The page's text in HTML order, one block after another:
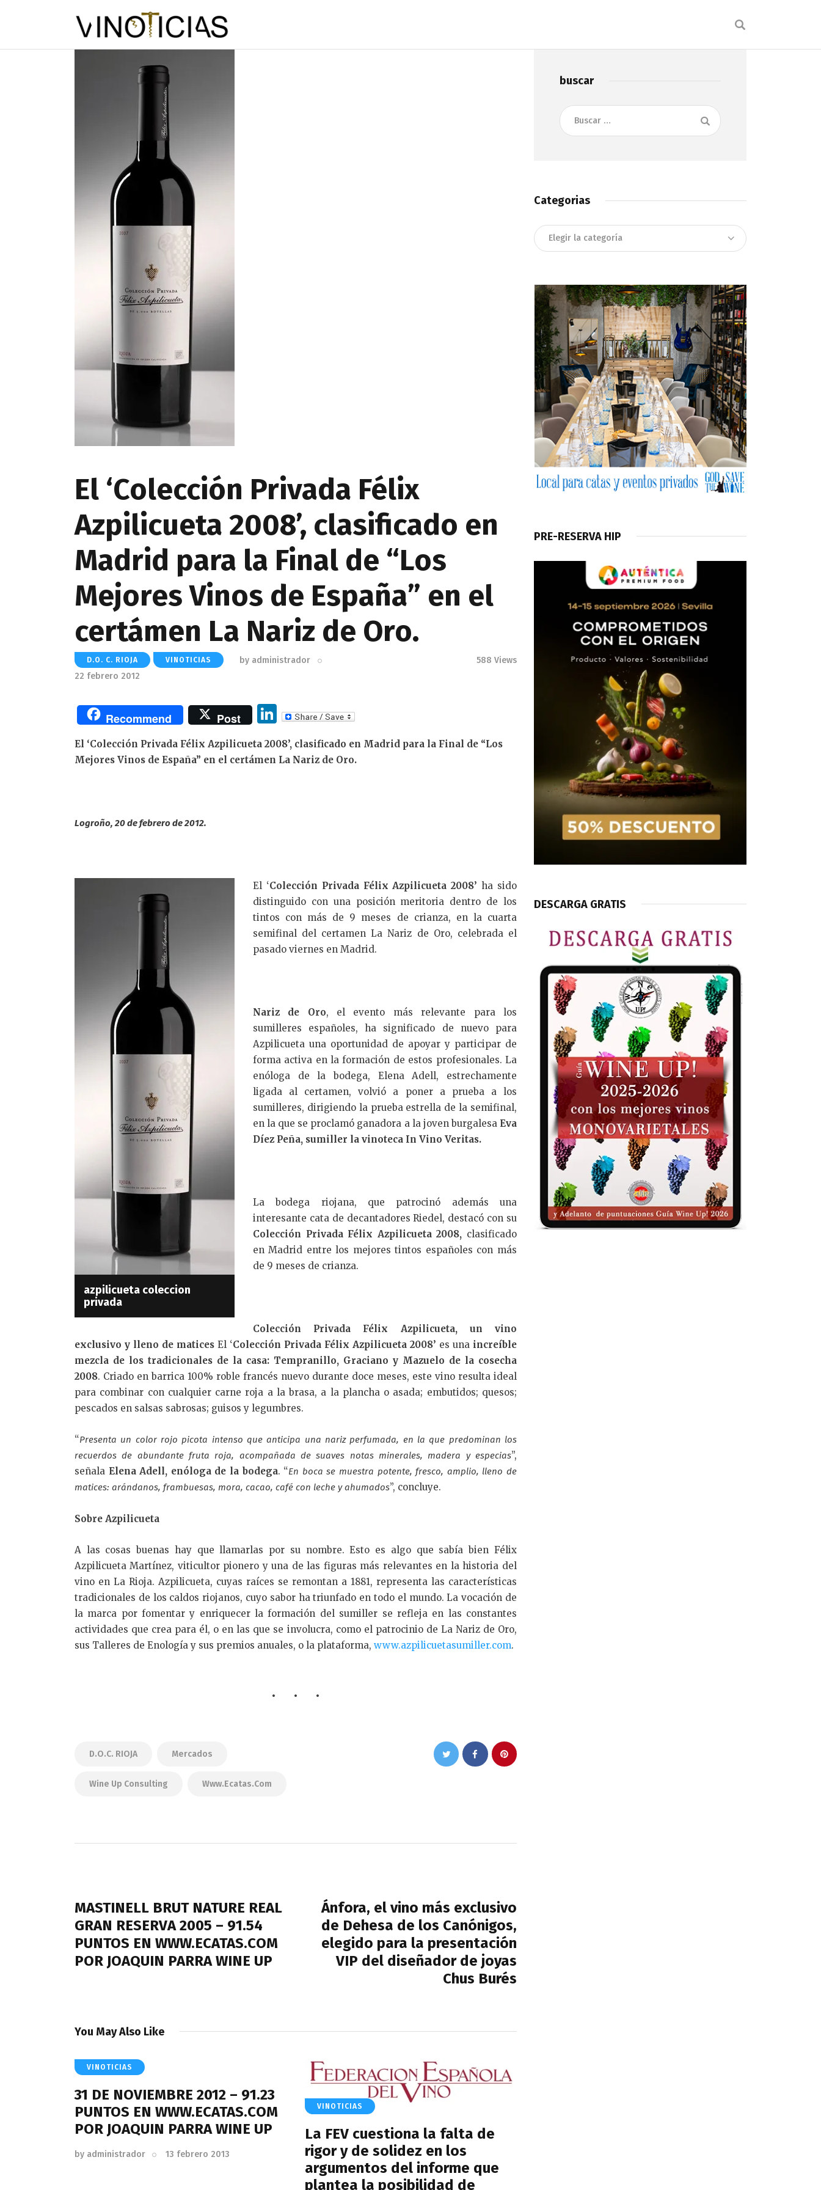
El ‘Colección Privada Félix
Azpilicueta 2008’, clasificado en
Madrid para la Final de “Los
Mejores Vinos de España” en el
certámen La Nariz de Oro.
D.O. C. RIOJA VINOTICIAS by administrador
22 febrero 2012
588 Views
Recommend Post
Li
n
k
El ‘Colección Privada Félix Azpilicueta 2008’, clasificado en Madrid para la Final de “Los
Mejores Vinos de España” en el certámen La Nariz de Oro.
Logroño, 20 de febrero de 2012.
azpilicueta coleccion
privada
El ‘Colección Privada Félix Azpilicueta 2008’ha sido
distinguido con una posición meritoria dentro de los
tintos con más de 9 meses de crianza, en la cuarta
semifinal del certamen La Nariz de Oro, celebrada el
pasado viernes en Madrid.
Nariz de Oro, el evento más relevante para los
sumilleres españoles, ha significado de nuevo para
Azpilicueta una oportunidad de apoyar y participar de
forma activa en la formación de estos profesionales. La
enóloga de la bodega, Elena Adell, estrechamente
ligada al certamen, volvió a poner a prueba a los
sumilleres, dirigiendo la prueba estrella de la semifinal,
en la que se proclamó ganadora a la joven burgalesa Eva
Díez Peña, sumiller la vinoteca In Vino Veritas.
La bodega riojana, que patrocinó además una
interesante cata de decantadores Riedel, destacó con su
Colección Privada Félix Azpilicueta 2008, clasificado
en Madrid entre los mejores tintos españoles con más
de 9 meses de crianza.
Colección Privada Félix Azpilicueta, un vino
exclusivo y lleno de matices El ‘Colección Privada Félix Azpilicueta 2008’ es una increíble
mezcla de los tradicionales de la casa: Tempranillo, Graciano y Mazuelo de la cosecha
2008. Criado en barrica 100% roble francés nuevo durante doce meses, este vino resulta ideal
para combinar con cualquier carne roja a la brasa, a la plancha o asada; embutidos; quesos;
pescados en salsas sabrosas; guisos y legumbres.
“Presenta un color rojo picota intenso que anticipa una nariz perfumada, en la que predominan los
recuerdos de abundante fruta roja, acompañada de suaves notas minerales, madera y especias”,
señala Elena Adell, enóloga de la bodega. “En boca se muestra potente, fresco, amplio, lleno de
matices: arándanos, frambuesas, mora, cacao, café con leche y ahumados”, concluye.
Sobre Azpilicueta
A las cosas buenas hay que llamarlas por su nombre. Esto es algo que sabía bien Félix
Azpilicueta Martínez, viticultor pionero y una de las figuras más relevantes en la historia del
vino en La Rioja. Azpilicueta, cuyas raíces se remontan a 1881, representa las características
tradicionales de los caldos riojanos, cuyo sabor ha triunfado en todo el mundo. La vocación de
la marca por fomentar y enriquecer la formación del sumiller se refleja en las constantes
actividades que crea para él, o en las que se involucra, como el patrocinio de La Nariz de Oro,
sus Talleres de Enología y sus premios anuales, o la plataforma, www.azpilicuetasumiller.com.
D.O.C. RIOJA Mercados
Wine Up Consulting Www.ecatas.com
entradas
MASTINELL BRUT NATURE REAL
GRAN RESERVA 2005 – 91.54
PUNTOS EN WWW.ECATAS.COM
POR JOAQUIN PARRA WINE UP
Ánfora, el vino más exclusivo
de Dehesa de los Canónigos,
elegido para la presentación
VIP del diseñador de joyas
Chus Burés
You May Also Like
VINOTICIAS
31 DE NOVIEMBRE 2012 – 91.23
PUNTOS EN WWW.ECATAS.COM
POR JOAQUIN PARRA WINE UP
by administrador 13 febrero 2013
VINOTICIAS
La FEV cuestiona la falta de
rigor y de solidez en los
argumentos del informe que
plantea la posibilidad de
buscar
Buscar:
Categorias
Categorias
PRE-RESERVA HIP
DESCARGA GRATIS